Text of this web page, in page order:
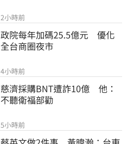
2小時前
政院每年加碼25.5億元　優化
全台商圈夜市
4小時前
慈濟採購BNT遭詐10億　他：
不聽衛福部勸
5小時前